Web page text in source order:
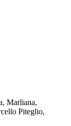
Marliana,
Piteglio,